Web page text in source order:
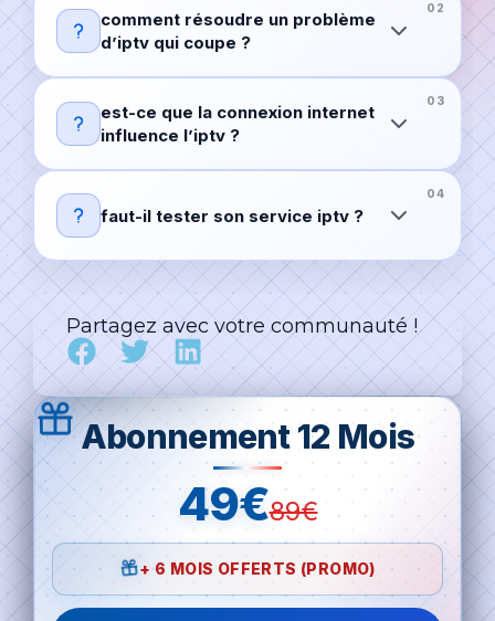
comment résoudre un problème
d’iptv qui coupe ?
est-ce que la connexion internet
influence l’iptv ?
faut-il tester son service iptv ?
Partagez avec votre communauté !
Abonnement 12 Mois
49€89€
+ 6 MOIS OFFERTS (PROMO)